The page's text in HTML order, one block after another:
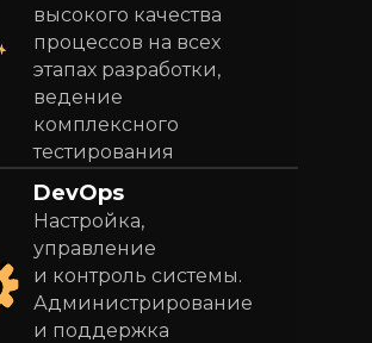
высокого качества
процессов на всех
этапах разработки,
ведение
комплексного
тестирования
DevOps
Настройка,
управление
и контроль системы.
Администрирование
и поддержка